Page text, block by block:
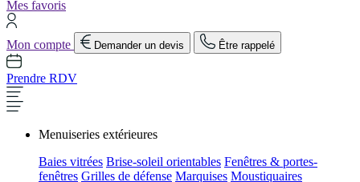
Mes favoris
Mon compte Demander un devis Être rappelé
Prendre RDV
Menuiseries extérieures
Baies vitrées Brise-soleil orientables Fenêtres & portes-
fenêtres Grilles de défense Marquises Moustiquaires